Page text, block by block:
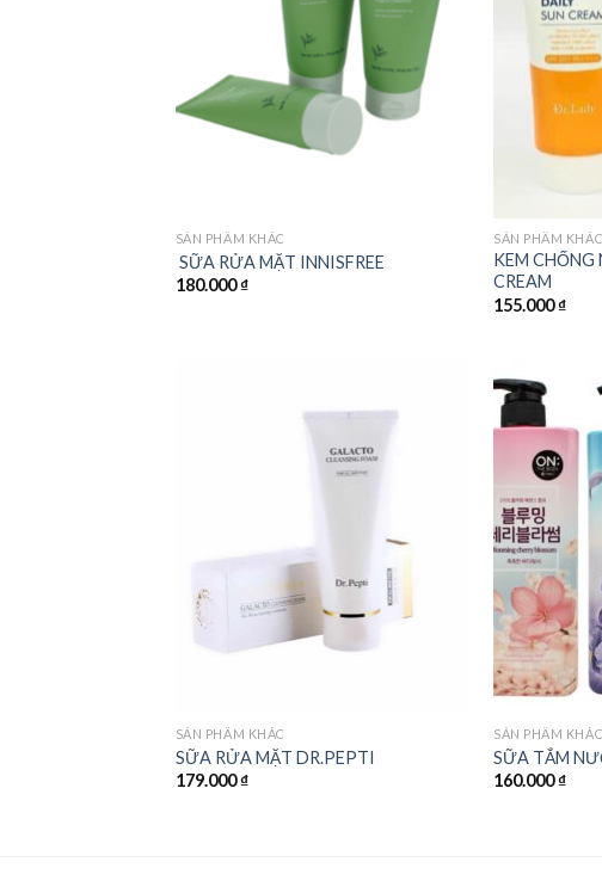
SẢN PHẨM KHÁC
SỮA RỬA MẶT INNISFREE
180.000₫
SẢN PHẨM KHÁC
KEM CHỐNG
CREAM
155.000₫
SẢN PHẨM KHÁC
SỮA RỬA MẶT DR.PEPTI
179.000₫
SẢN PHẨM KHÁC
SỮA TẮM
160.000₫